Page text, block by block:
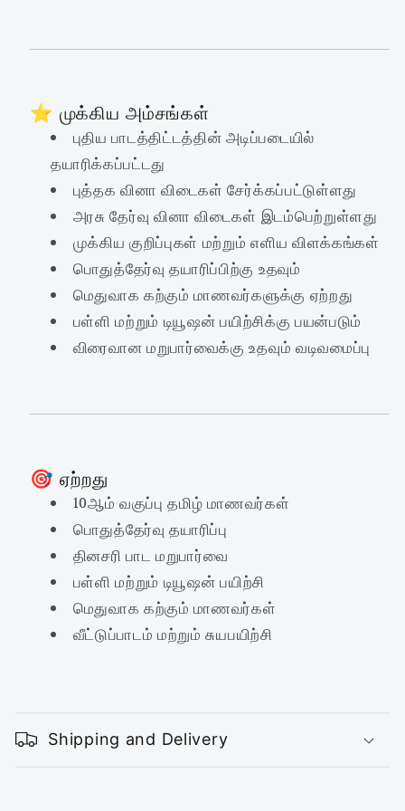
⭐ முக்கிய அம்சங்கள்
புதிய பாடத்திட்டத்தின் அடிப்படையில்
தயாரிக்கப்பட்டது
புத்தக வினா விடைகள் சேர்க்கப்பட்டுள்ளது
அரசு தேர்வு வினா விடைகள் இடம்பெற்றுள்ளது
முக்கிய குறிப்புகள் மற்றும் எளிய விளக்கங்கள்
பொதுத்தேர்வு தயாரிப்பிற்கு உதவும்
மெதுவாக கற்கும் மாணவர்களுக்கு ஏற்றது
பள்ளி மற்றும் டியூஷன் பயிற்சிக்கு பயன்படும்
விரைவான மறுபார்வைக்கு உதவும் வடிவமைப்பு
🎯 ஏற்றது
10ஆம் வகுப்பு தமிழ் மாணவர்கள்
பொதுத்தேர்வு தயாரிப்பு
தினசரி பாட மறுபார்வை
பள்ளி மற்றும் டியூஷன் பயிற்சி
மெதுவாக கற்கும் மாணவர்கள்
வீட்டுப்பாடம் மற்றும் சுயபயிற்சி
o
l
Shipping and Delivery